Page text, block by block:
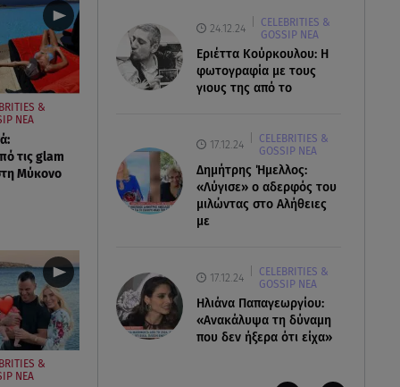
24.12.24
CELEBRITIES &
GOSSIP ΝΕΑ
Εριέττα Κούρκουλου: Η
φωτογραφία με τους
γιους της από το
17.12.24
CELEBRITIES &
GOSSIP ΝΕΑ
Δημήτρης Ήμελλος:
«Λύγισε» ο αδερφός του
μιλώντας στο Αλήθειες
με
17.12.24
CELEBRITIES &
GOSSIP ΝΕΑ
Ηλιάνα Παπαγεωργίου:
«Ανακάλυψα τη δύναμη
που δεν ήξερα ότι είχα»
&
ΝΕΑ
τις glam
Μύκονο
&
ΝΕΑ